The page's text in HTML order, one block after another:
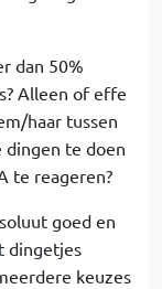
dan 50%
Alleen of effe
haar tussen
te doen
te reageren?
goed en
dingetjes
keuzes